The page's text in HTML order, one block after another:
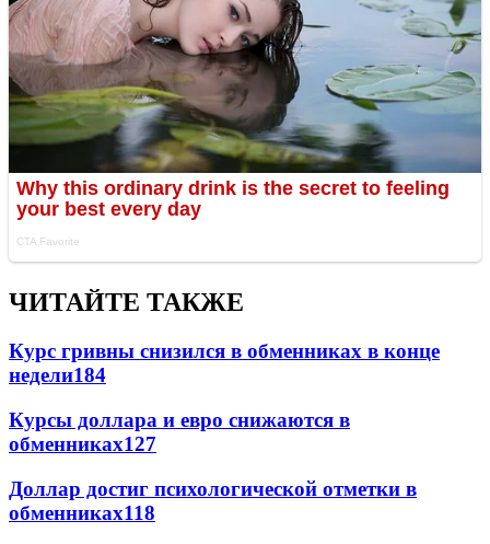
ЧИТАЙТЕ ТАКЖЕ
Курс гривны снизился в обменниках в конце
недели184
Курсы доллара и евро снижаются в
обменниках127
Доллар достиг психологической отметки в
обменниках118